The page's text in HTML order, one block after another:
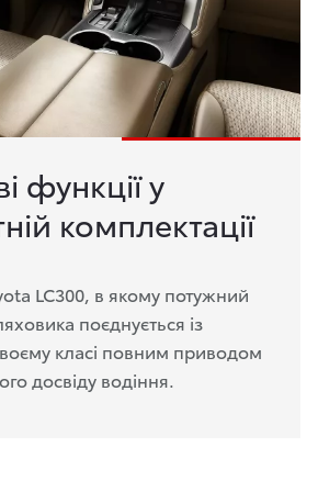
функції у
комплектації
LC300, в якому потужний
поєднується із
класі повним приводом
досвіду водіння.